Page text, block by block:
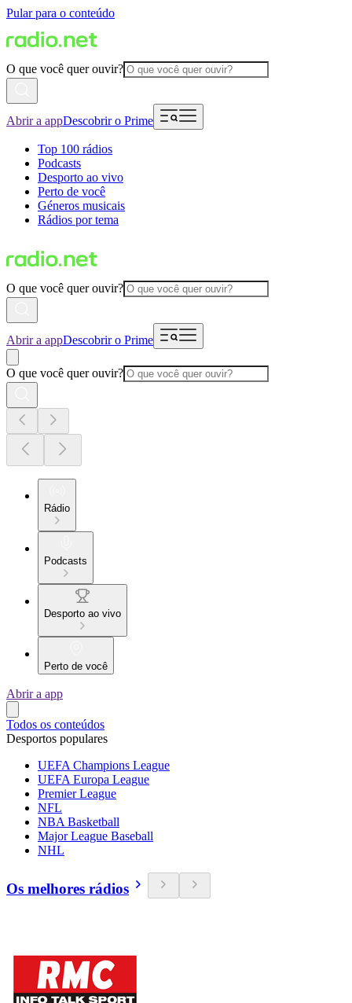
Pular para o conteúdo
O que você quer ouvir?
Abrir a appDescobrir o Prime
Top 100 rádios
Podcasts
Desporto ao vivo
Perto de você
Géneros musicais
Rádios por tema
O que você quer ouvir?
Abrir a appDescobrir o Prime
O que você quer ouvir?
Rádio
Podcasts
Desporto ao vivo
Perto de você
Abrir a app
Todos os conteúdos
Desportos populares
UEFA Champions League
UEFA Europa League
Premier League
NFL
NBA Basketball
Major League Baseball
NHL
Os melhores rádios